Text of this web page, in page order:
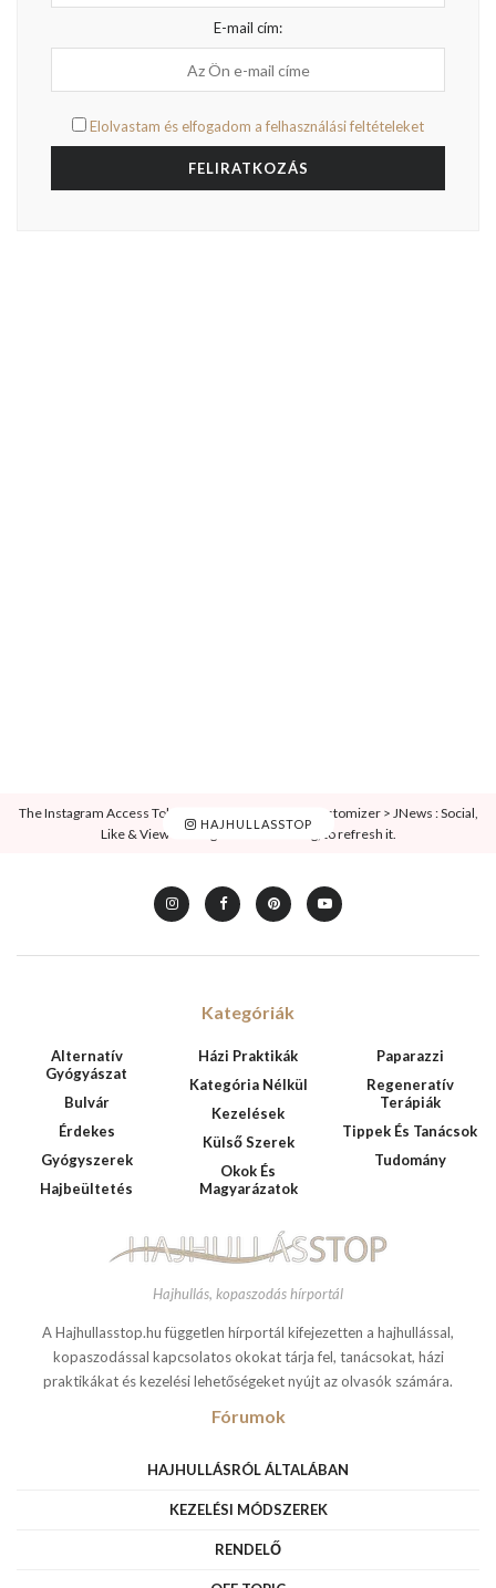
E-mail cím:
Elolvastam és elfogadom a felhasználási feltételeket
HAJHULLASSTOP
The Instagram Access Token is expired, Go to the Customizer > JNews : Social,
Like & View > Instagram Feed Setting, to refresh it.
Kategóriák
Alternatív
Gyógyászat
Bulvár
Érdekes
Gyógyszerek
Hajbeültetés
Házi Praktikák
Kategória Nélkül
Kezelések
Külső Szerek
Okok És
Magyarázatok
Paparazzi
Regeneratív
Terápiák
Tippek És Tanácsok
Tudomány
Hajhullás, kopaszodás hírportál
A Hajhullasstop.hu független hírportál kifejezetten a hajhullással,
kopaszodással kapcsolatos okokat tárja fel, tanácsokat, házi
praktikákat és kezelési lehetőségeket nyújt az olvasók számára.
Fórumok
HAJHULLÁSRÓL ÁLTALÁBAN
KEZELÉSI MÓDSZEREK
RENDELŐ